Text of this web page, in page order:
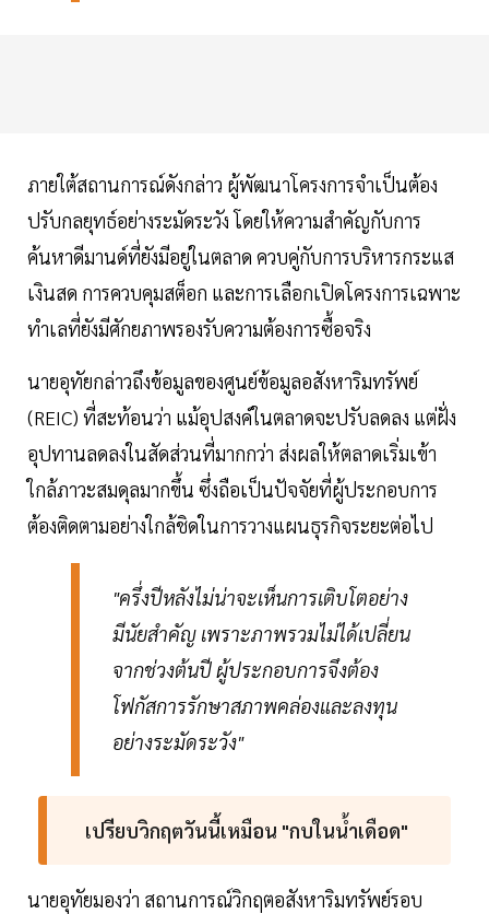
ภายใต้สถานการณ์ดังกล่าว ผู้พัฒนาโครงการจำเป็นต้อง
ปรับกลยุทธ์อย่างระมัดระวัง โดยให้ความสำคัญกับการ
ค้นหาดีมานด์ที่ยังมีอยู่ในตลาด ควบคู่กับการบริหารกระแส
เงินสด การควบคุมสต็อก และการเลือกเปิดโครงการเฉพาะ
ทำเลที่ยังมีศักยภาพรองรับความต้องการซื้อจริง
นายอุทัยกล่าวถึงข้อมูลของศูนย์ข้อมูลอสังหาริมทรัพย์
(REIC) ที่สะท้อนว่า แม้อุปสงค์ในตลาดจะปรับลดลง แต่ฝั่ง
อุปทานลดลงในสัดส่วนที่มากกว่า ส่งผลให้ตลาดเริ่มเข้า
ใกล้ภาวะสมดุลมากขึ้น ซึ่งถือเป็นปัจจัยที่ผู้ประกอบการ
ต้องติดตามอย่างใกล้ชิดในการวางแผนธุรกิจระยะต่อไป
"ครึ่งปีหลังไม่น่าจะเห็นการเติบโตอย่าง
มีนัยสำคัญ เพราะภาพรวมไม่ได้เปลี่ยน
จากช่วงต้นปี ผู้ประกอบการจึงต้อง
โฟกัสการรักษาสภาพคล่องและลงทุน
อย่างระมัดระวัง"
เปรียบวิกฤตวันนี้เหมือน "กบในน้ำเดือด"
นายอุทัยมองว่า สถานการณ์วิกฤตอสังหาริมทรัพย์รอบ